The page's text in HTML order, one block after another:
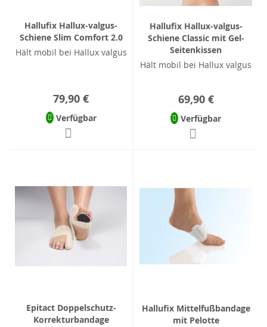
Hallufix Hallux-valgus-
Schiene Slim Comfort 2.0
Hält mobil bei Hallux valgus
79,90 €
Verfügbar
Hallufix Hallux-valgus-
Schiene Classic mit Gel-
Seitenkissen
Hält mobil bei Hallux valgus
69,90 €
Verfügbar
Epitact Doppelschutz-
Korrekturbandage
Hallufix Mittelfußbandage
mit Pelotte